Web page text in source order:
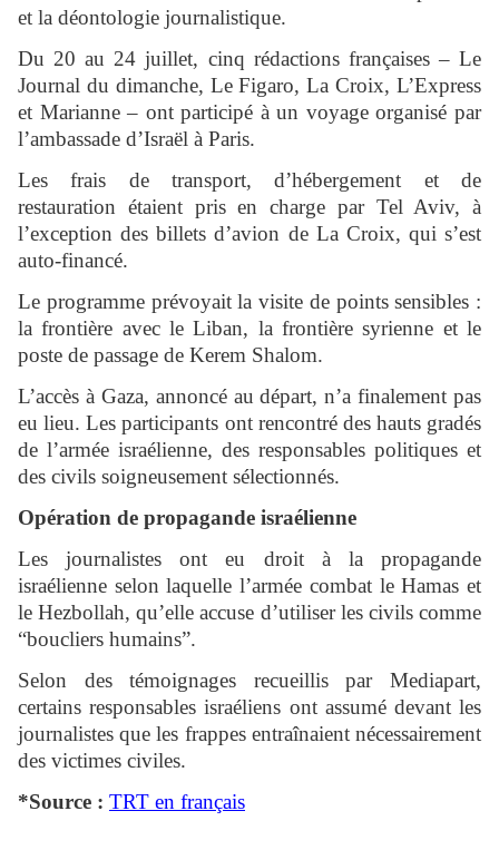
et la déontologie journalistique.
Du 20 au 24 juillet, cinq rédactions françaises – Le
Journal du dimanche, Le Figaro, La Croix, L’Express
et Marianne – ont participé à un voyage organisé par
l’ambassade d’Israël à Paris.
Les frais de transport, d’hébergement et de
restauration étaient pris en charge par Tel Aviv, à
l’exception des billets d’avion de La Croix, qui s’est
auto-financé.
Le programme prévoyait la visite de points sensibles :
la frontière avec le Liban, la frontière syrienne et le
poste de passage de Kerem Shalom.
L’accès à Gaza, annoncé au départ, n’a finalement pas
eu lieu. Les participants ont rencontré des hauts gradés
de l’armée israélienne, des responsables politiques et
des civils soigneusement sélectionnés.
Opération de propagande israélienne
Les journalistes ont eu droit à la propagande
israélienne selon laquelle l’armée combat le Hamas et
le Hezbollah, qu’elle accuse d’utiliser les civils comme
“boucliers humains”.
Selon des témoignages recueillis par Mediapart,
certains responsables israéliens ont assumé devant les
journalistes que les frappes entraînaient nécessairement
des victimes civiles.
*Source : TRT en français